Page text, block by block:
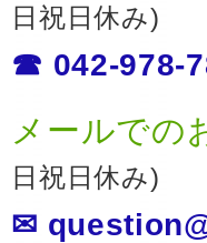
日祝日休み)
☎ 042-978-
メールでの
日祝日休み)
✉